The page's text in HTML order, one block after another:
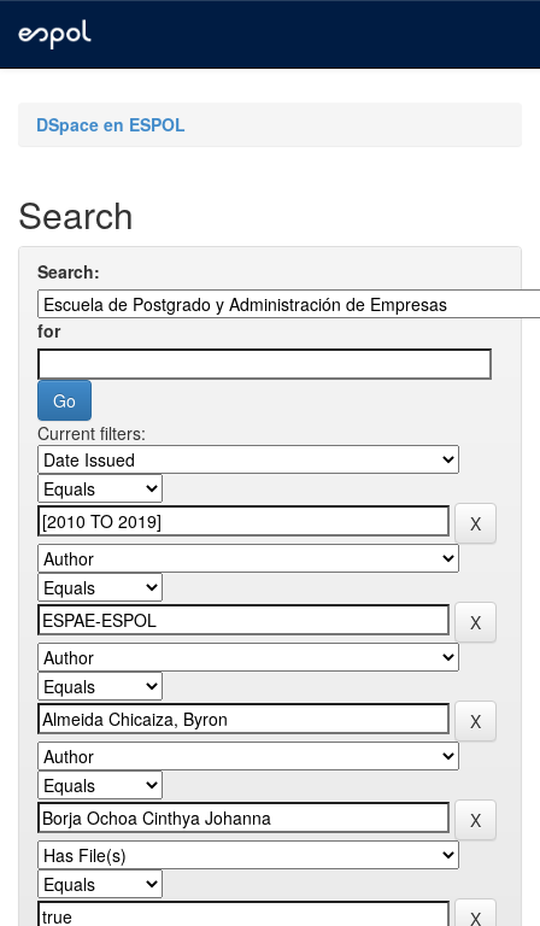
navigationDSpace en ESPOL
Search
Search:
for
Current filters: